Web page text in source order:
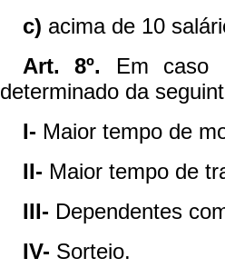
c) acima de 10
Art. 8º. Em caso
determinado da
I- Maior tempo de
II- Maior tempo de
III- Dependentes
IV- Sorteio.